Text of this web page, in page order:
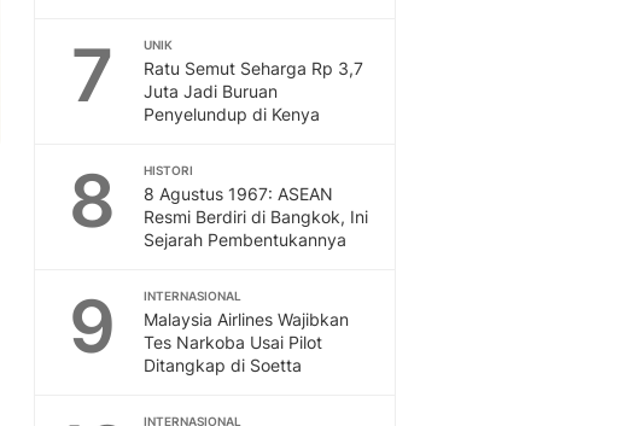
7 UNIK
Ratu Semut Seharga Rp 3,7
Juta Jadi Buruan
Penyelundup di Kenya
8 HISTORI
8 Agustus 1967: ASEAN
Resmi Berdiri di Bangkok, Ini
Sejarah Pembentukannya
9 INTERNASIONAL
Malaysia Airlines Wajibkan
Tes Narkoba Usai Pilot
Ditangkap di Soetta
INTERNASIONAL